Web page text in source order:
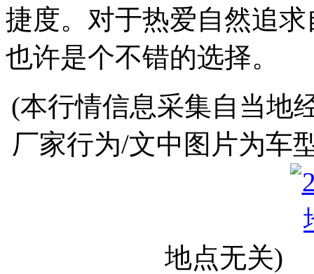
捷度。对于热爱自然追
也许是个不错的选择。
(本行情信息采集自当地
厂家行为/文中图片为车
地点无关)